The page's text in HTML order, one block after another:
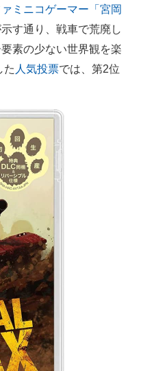
ミニコゲーマー「宮岡
す通り、戦車で荒廃し
素の少ない世界観を楽
た 人気投票では、第2位